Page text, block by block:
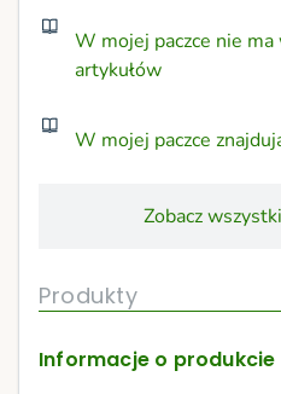
W mojej paczce nie
artykułów
W mojej paczce
Zobacz
Produkty
Informacje o produkcie